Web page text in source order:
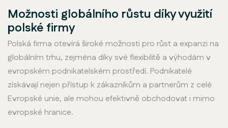
Možnosti globálního růstu díky využití
polské firmy
Polská firma otevírá široké možnosti pro růst a expanzi na
globálním trhu, zejména díky své flexibilitě a výhodám v
evropském podnikatelském prostředí. Podnikatelé
získávají nejen přístup k zákazníkům a partnerům z celé
Evropské unie, ale mohou efektivně obchodovat i mimo
evropské hranice.